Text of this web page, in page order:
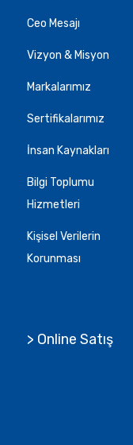
Ceo Mesajı
Vizyon & Misyon
Markalarımız
Sertifikalarımız
İnsan Kaynakları
Bilgi Toplumu
Hizmetleri
Kişisel Verilerin
Korunması
> Online Satış